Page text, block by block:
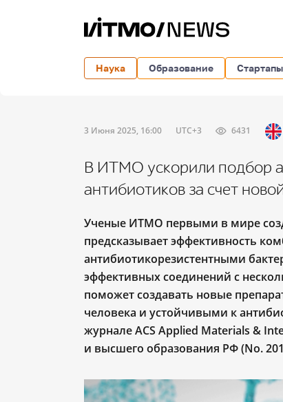
Наука Образование
3 Июня 2025, 16:00 UTC+3 6431
В ИТМО ускорили подбор
антибиотиков за счет
Ученые ИТМО первыми в мире
предсказывает эффективность
антибиотикорезистентными
эффективных соединений с
поможет создавать новые
человека и устойчивыми к
журнале ACS Applied Materials &
и высшего образования РФ (No.